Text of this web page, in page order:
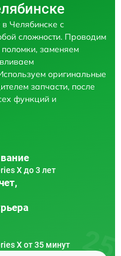
Челябинске с
сложности. Проводим
заменяем
оригинальные
запчасти, после
функций и
X до 3 лет
X от 35 минут